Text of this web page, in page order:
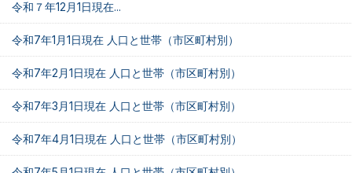
令和７年12月1日現在...
令和7年1月1日現在 人口と世帯（市区町村別）
令和7年2月1日現在 人口と世帯（市区町村別）
令和7年3月1日現在 人口と世帯（市区町村別）
令和7年4月1日現在 人口と世帯（市区町村別）